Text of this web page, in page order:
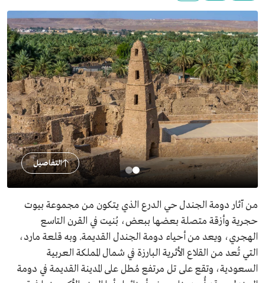
التفاصيل
من آثار دومة الجندل حي الدرع الذي يتكون من مجموعة بيوت
حجرية وأزقة متصلة بعضها ببعض، بُنيت في القرن التاسع
الهجري، ويعد من أحياء دومة الجندل القديمة. وبه قلعة مارد،
التي تُعد من القلاع الأثرية البارزة في شمال المملكة العربية
السعودية، وتقع على تل مرتفع مُطل على المدينة القديمة في دومة